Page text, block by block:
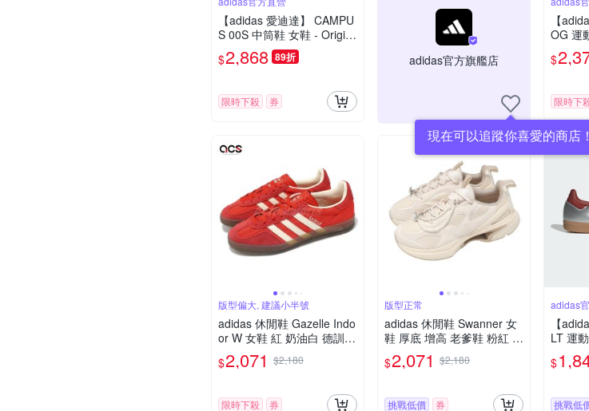
【adidas 愛迪達】 CAMPU
S 00S 中筒鞋 女鞋 - Origin
als JR3735
$2,868 89折
限時下殺 券
adidas官方旗艦店
現在可以追蹤你喜愛的商店！
【
OG 運
復古
4
$
限時下
版型偏大, 建議小半號
adidas 休閒鞋 Gazelle Indo
or W 女鞋 紅 奶油白 德訓鞋
復古 線條 愛迪達 JS1411
$2,071 $2,180
限時下殺 券
版型正常
adidas 休閒鞋 Swanner 女
鞋 厚底 增高 老爹鞋 粉紅 珍
珠吊飾 愛迪達 JP6533
$2,071 $2,180
挑戰低價 券
adidas
【
LT 運
復古
7
$
挑戰低